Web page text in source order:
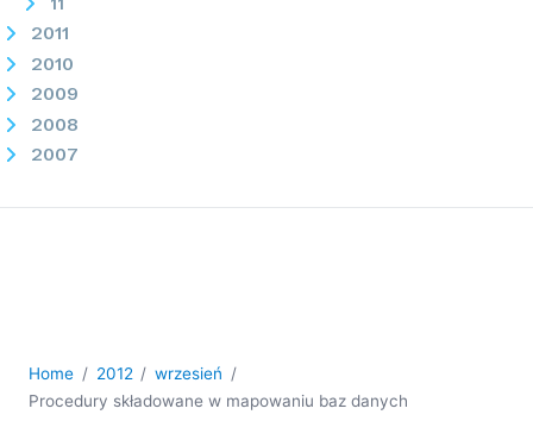
2011
2010
2009
2008
2007
Home 2012
wrzesień
Procedury składowane w mapowaniu baz danych